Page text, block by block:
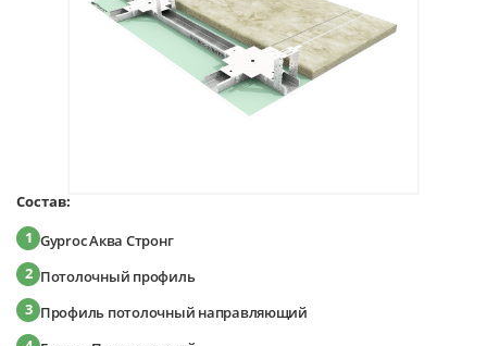
Состав:
1 Gyproc Аква Стронг
2 Потолочный профиль
3 Профиль потолочный направляющий